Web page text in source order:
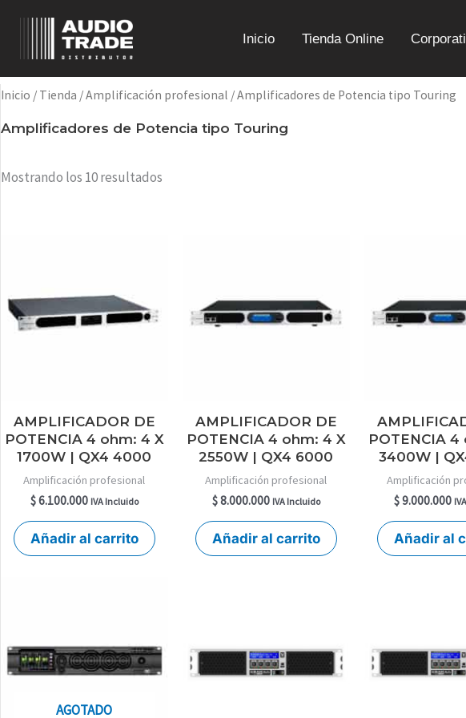
contenido
Inicio Tienda Online
Inicio / Tienda /Amplificación profesional / Amplificadores de Potencia tipo Touring
Amplificadores de Potencia tipo Touring
Mostrando los 10 resultados
AMPLIFICADOR DE
POTENCIA 4 ohm: 4 X
1700W | QX4 4000
Amplificación profesional
$6.100.000 IVA Incluido
Añadir al carrito
AMPLIFICADOR DE
POTENCIA 4 ohm: 4 X
2550W | QX4 6000
Amplificación profesional
$8.000.000 IVA Incluido
Añadir al carrito
POTENCIA 4
3400W |
Amplificación
$9.000.000
Añadir al
AGOTADO